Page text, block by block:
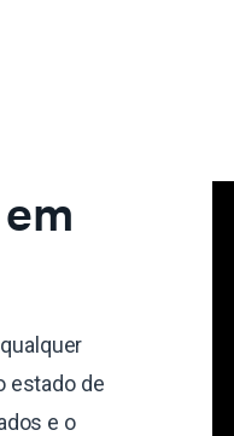
estado de
e o